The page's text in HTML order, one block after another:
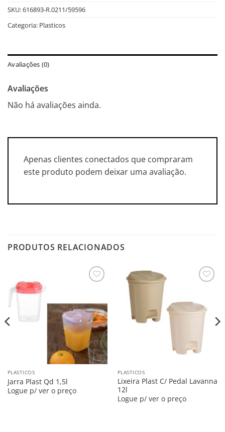
SKU:616893-R.0211/59596
Categoria: Plasticos
Avaliações (0)
Avaliações
Não há avaliações ainda.
Apenas clientes conectados que compraram
este produto podem deixar uma avaliação.
PRODUTOS RELACIONADOS
Lista
PLASTICOS
Jarra Plast Qd 1,5l
Logue p/ ver o preço
Lista
PLASTICOS
Lixeira Plast C/ Pedal Lavanna
12l
Logue p/ ver o preço